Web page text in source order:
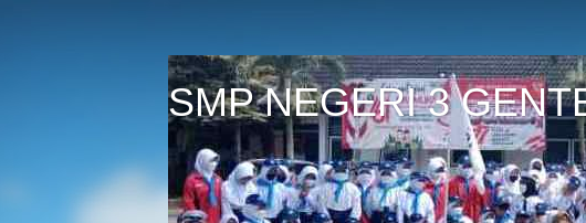
SMP NEGERI 3